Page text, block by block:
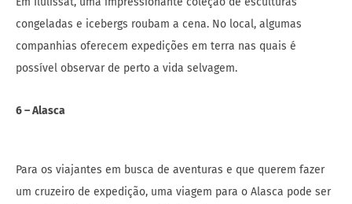
congeladas e icebergs roubam a cena. No local, algumas
companhias oferecem expedições em terra nas quais é
possível observar de perto a vida selvagem.
6 – Alasca
Para os viajantes em busca de aventuras e que querem fazer
um cruzeiro de expedição, uma viagem para o Alasca pode ser